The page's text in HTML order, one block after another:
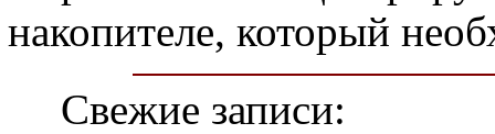
накопителе, который
Свежие записи: